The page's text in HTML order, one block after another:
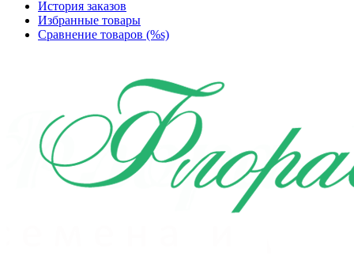
История заказов
Избранные товары
Сравнение товаров (%s)